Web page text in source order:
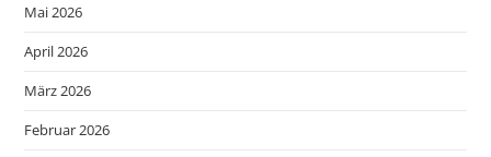
Mai 2026
April 2026
März 2026
Februar 2026